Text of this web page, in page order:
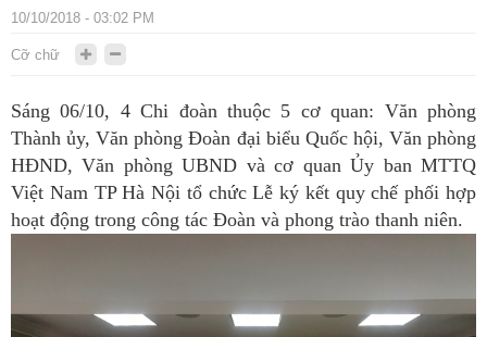
10/10/2018 - 03:02 PM
Cỡ chữ
Sáng 06/10, 4 Chi đoàn thuộc 5 cơ quan: Văn phòng
Thành ủy, Văn phòng Đoàn đại biểu Quốc hội, Văn phòng
HĐND, Văn phòng UBND và cơ quan Ủy ban MTTQ
Việt Nam TP Hà Nội tổ chức Lễ ký kết quy chế phối hợp
hoạt động trong công tác Đoàn và phong trào thanh niên.